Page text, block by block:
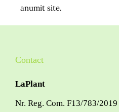
anumit site.
Contact
LaPlant
Nr. Reg. Com. F13/783/2019